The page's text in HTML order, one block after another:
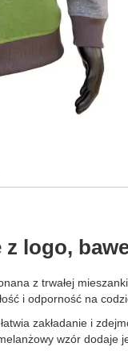
logo,
z trwałej
i odporność na
zakładanie i
wzór